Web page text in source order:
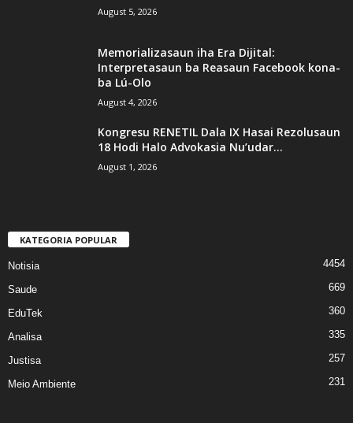
August 5, 2026
Memorializasaun iha Era Dijital:
Interpretasaun ba Reasaun Facebook kona-
ba Lú-Olo
August 4, 2026
Kongresu RENETIL Dala IX Hasai Rezolusaun
18 Hodi Halo Advokasia Nu’udar...
August 1, 2026
KATEGORIA POPULAR
Notisia 4454
Saude 669
EduTek 360
Analisa 335
Justisa 257
Meio Ambiente 231